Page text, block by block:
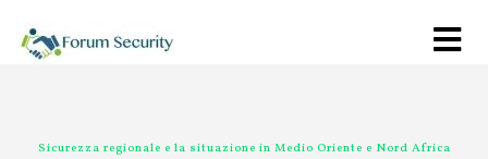
Sicurezza regionale e la situazione in Medio Oriente e Nord Africa